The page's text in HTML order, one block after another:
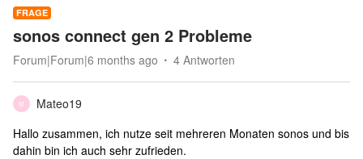
FRAGE
sonos connect gen 2 Probleme
Forum|Forum|6 months ago 4 Antworten
M
Mateo19
Hallo zusammen, ich nutze seit mehreren Monaten sonos und bis
dahin bin ich auch sehr zufrieden.